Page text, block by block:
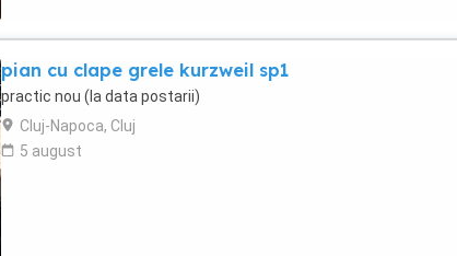
pian cu clape grele kurzweil sp1
practic nou (la data postarii)
Cluj-Napoca, Cluj
5 august